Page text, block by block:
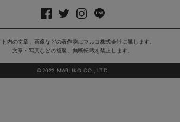
ト内の文章、画像などの著作物はマルコ株式会社に属します。
文章・写真などの複製、無断転載を禁止します。
©2022 MARUKO CO., LTD.